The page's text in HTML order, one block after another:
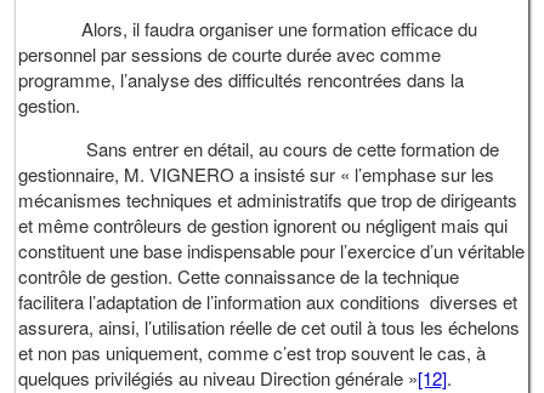
Alors, il faudra organiser une formation efficace du
personnel par sessions de courte durée avec comme
programme, l’analyse des difficultés rencontrées dans la
gestion.
Sans entrer en détail, au cours de cette formation de
gestionnaire, M. VIGNERO a insisté sur « l’emphase sur les
mécanismes techniques et administratifs que trop de dirigeants
et même contrôleurs de gestion ignorent ou négligent mais qui
constituent une base indispensable pour l’exercice d’un véritable
contrôle de gestion. Cette connaissance de la technique
facilitera l’adaptation de l’information aux conditions diverses et
assurera, ainsi, l’utilisation réelle de cet outil à tous les échelons
et non pas uniquement, comme c’est trop souvent le cas, à
quelques privilégiés au niveau Direction générale »[12].